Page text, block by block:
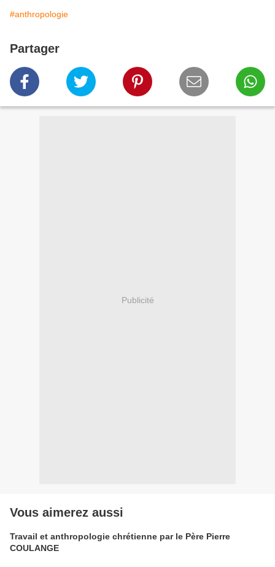
#anthropologie
Partager
Publicité
Vous aimerez aussi
Travail et anthropologie chrétienne par le Père Pierre
COULANGE